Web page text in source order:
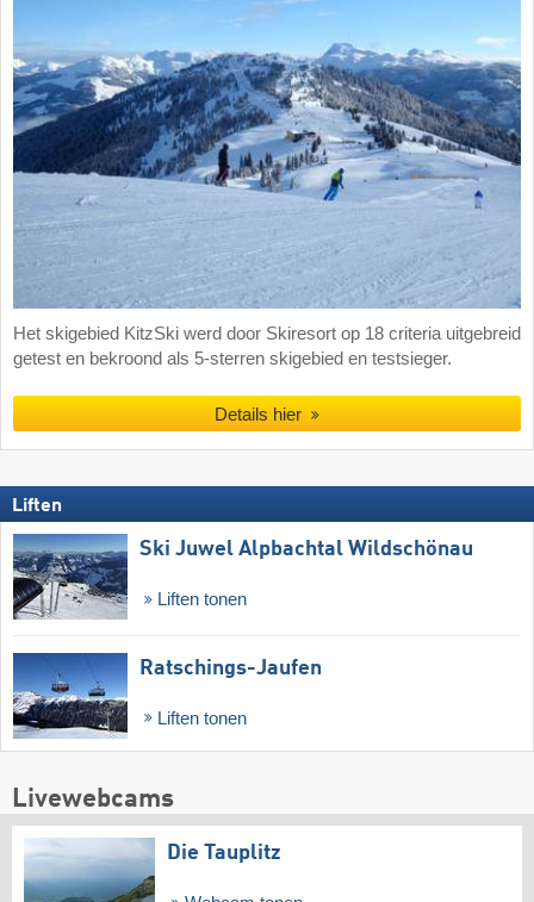
Het skigebied KitzSki werd door Skiresort op 18 criteria uitgebreid
getest en bekroond als 5-sterren skigebied en testsieger.
Details hier
Liften
Ski Juwel Alpbachtal Wildschönau
Liften tonen
Ratschings-Jaufen
Liften tonen
Livewebcams
Die Tauplitz